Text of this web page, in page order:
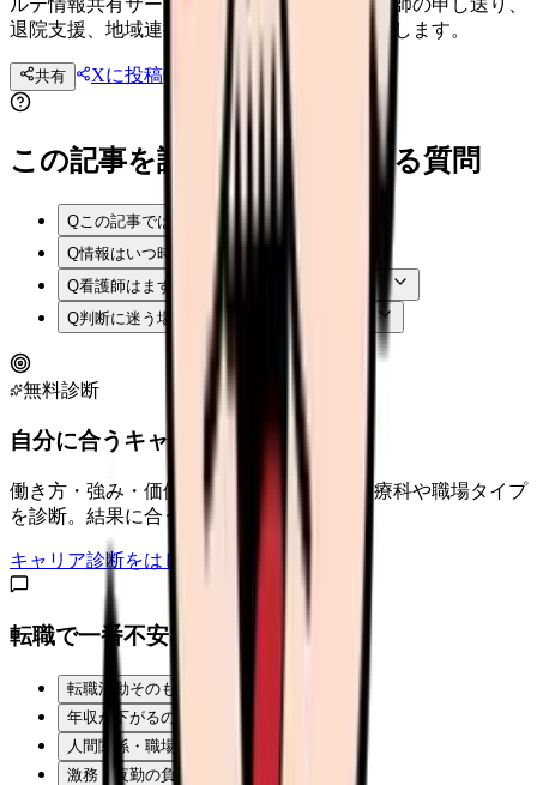
退院支援、地域連携にどう関係するかを整理します。
共有 Xに投稿 投稿文コピー
この記事を読む前後によくある質問
Q この記事では何を確認できますか？
Q情報はいつ時点のものですか？
Q看護師はまず何から確認すればよいですか？
Q判断に迷う場合はどうすればよいですか？
無料診断
自分に合うキャリアタイプは？
働き方・強み・価値観から、向いている診療科や職場タイプ
を診断。結果に合う求人も表示。
キャリア診断をはじめる
転職で一番不安なことは？
転職活動そのものが不安
年収が下がるのが怖い
人間関係・職場の雰囲気
激務・夜勤の負担